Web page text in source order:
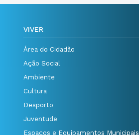
VIVER
Área do Cidadão
Ação Social
Ambiente
Cultura
Desporto
Juventude
Espaços e Equipamentos Municipais